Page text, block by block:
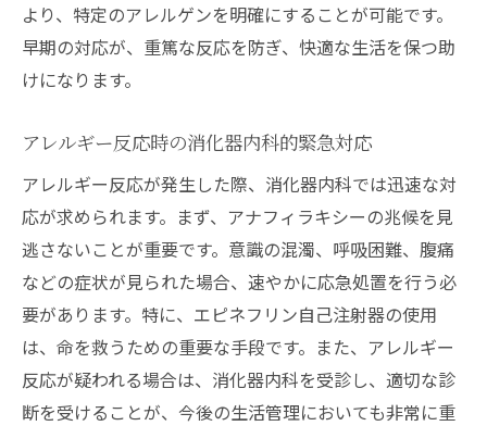
アレルギー治療における消化器内科の最新
技術
日常から考える消化器内科的食品アレルギー予
日常生活で行う消化器内科的アレルギー予
防法
消化器内科医が教える予防のための生活習
慣
家庭でできる消化器内科的アレルギー予防
対策
アレルギー予防に役立つ消化器内科的知識
消化器内科でのアレルギーリスク管理法
より、特定のアレルゲンを明確にすることが可能です。
早期の対応が、重篤な反応を防ぎ、快適な生活を保つ助
けになります。
アレルギー反応時の消化器内科的緊急対応
アレルギー反応が発生した際、消化器内科では迅速な対
応が求められます。まず、アナフィラキシーの兆候を見
逃さないことが重要です。意識の混濁、呼吸困難、腹痛
などの症状が見られた場合、速やかに応急処置を行う必
要があります。特に、エピネフリン自己注射器の使用
は、命を救うための重要な手段です。また、アレルギー
反応が疑われる場合は、消化器内科を受診し、適切な診
断を受けることが、今後の生活管理においても非常に重